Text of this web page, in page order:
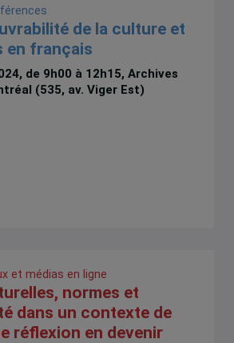
de la culture et
en français
de 9h00 à 12h15, Archives
(535, av. Viger Est)
et médias en ligne
normes et
dans un contexte de
réflexion en devenir